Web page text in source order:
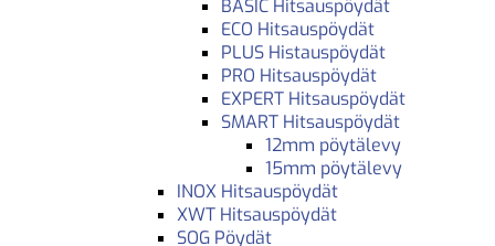
BASIC Hitsauspöydät
ECO Hitsauspöydät
PLUS Histauspöydät
PRO Hitsauspöydät
EXPERT Hitsauspöydät
SMART Hitsauspöydät
12mm pöytälevy
15mm pöytälevy
INOX Hitsauspöydät
XWT Hitsauspöydät
SOG Pöydät